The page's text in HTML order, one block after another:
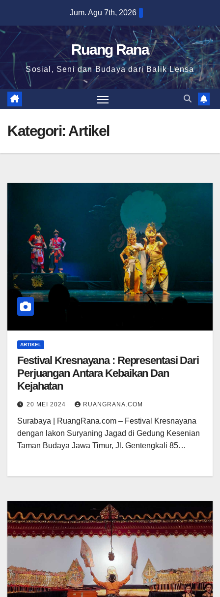
content
Jum. Agu 7th, 2026
Ruang Rana
Sosial, Seni dan Budaya dari Balik Lensa
Kategori: Artikel
ARTIKEL
Festival Kresnayana : Representasi Dari
Perjuangan Antara Kebaikan Dan
Kejahatan
20 MEI 2024 RUANGRANA.COM
Surabaya | RuangRana.com – Festival Kresnayana
dengan lakon Suryaning Jagad di Gedung Kesenian
Taman Budaya Jawa Timur, Jl. Gentengkali 85…